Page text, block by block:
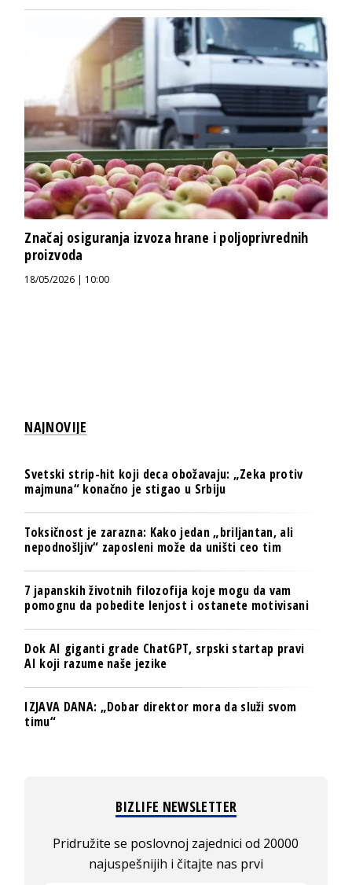
Značaj osiguranja izvoza hrane i poljoprivrednih
proizvoda
18/05/2026 | 10:00
NAJNOVIJE
Svetski strip-hit koji deca obožavaju: „Zeka protiv
majmuna“ konačno je stigao u Srbiju
Toksičnost je zarazna: Kako jedan „briljantan, ali
nepodnošljiv“ zaposleni može da uništi ceo tim
7 japanskih životnih filozofija koje mogu da vam
pomognu da pobedite lenjost i ostanete motivisani
Dok AI giganti grade ChatGPT, srpski startap pravi
AI koji razume naše jezike
IZJAVA DANA: „Dobar direktor mora da služi svom
timu“
BIZLIFE NEWSLETTER
Pridružite se poslovnoj zajednici od 20000
najuspešnijih i čitajte nas prvi